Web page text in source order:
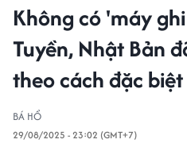
Không có 'máy
Tuyền, Nhật Bản
theo cách đặc biệt
BÁ HỔ
29/08/2025 - 23:02 (GMT+7)